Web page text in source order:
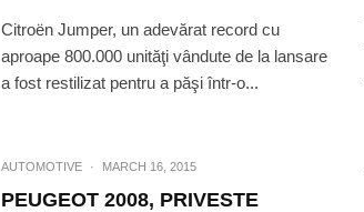
Citroën Jumper, un adevărat record cu
aproape 800.000 unităţi vândute de la lansare
a fost restilizat pentru a păşi într-o...
AUTOMOTIVE · MARCH 16, 2015
PEUGEOT 2008, PRIVESTE